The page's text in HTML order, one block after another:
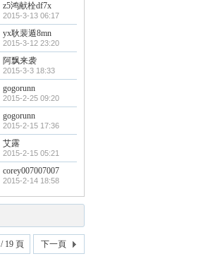
z5鸿献栓df7x
2015-3-13 06:17
yx耿裴遁8mn
2015-3-12 23:20
阿飘来袭
2015-3-3 18:33
gogorunn
2015-2-25 09:20
gogorunn
2015-2-15 17:36
艾露
2015-2-15 05:21
corey007007007
2015-2-14 18:58
/ 19 頁 下一頁